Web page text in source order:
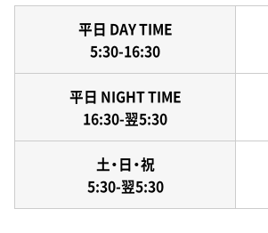
平日 DAY TIME
5:30-16:30
平日 NIGHT TIME
16:30-翌5:30
土・日・祝
5:30-翌5:30